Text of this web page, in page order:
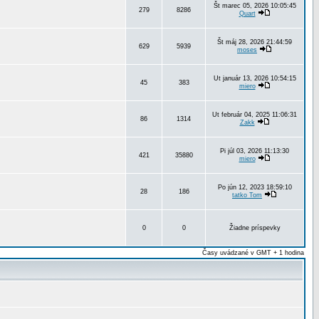
279 8286
Št marec 05, 2026 10:05:45
Quart
629 5939
Št máj 28, 2026 21:44:59
moses
45 383
Ut január 13, 2026 10:54:15
miero
86 1314
Ut február 04, 2025 11:06:31
Zakk
421 35880
Pi júl 03, 2026 11:13:30
miero
28 186
Po jún 12, 2023 18:59:10
tatko Tom
0 0 Žiadne príspevky
Časy uvádzané v GMT + 1 hodina